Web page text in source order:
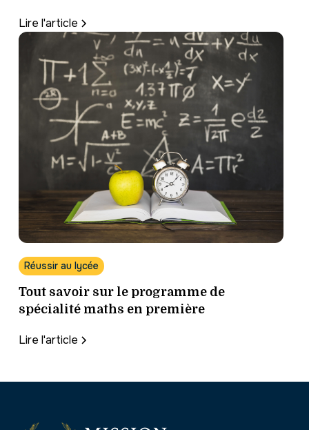
Lire l'article
Réussir au lycée
Tout savoir sur le programme de
spécialité maths en première
Lire l'article